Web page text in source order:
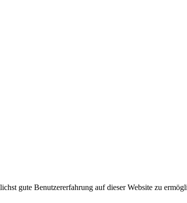
gute Benutzererfahrung auf dieser Website zu